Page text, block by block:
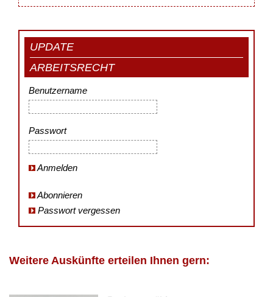
UPDATE
ARBEITSRECHT
Benutzername
Passwort
Anmelden
Abonnieren
Passwort vergessen
Weitere Auskünfte erteilen Ihnen gern: